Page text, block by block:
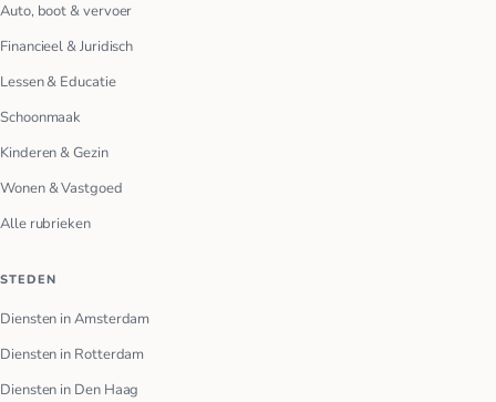
Auto, boot & vervoer
Financieel & Juridisch
Lessen & Educatie
Schoonmaak
Kinderen & Gezin
Wonen & Vastgoed
Alle rubrieken
STEDEN
Diensten in Amsterdam
Diensten in Rotterdam
Diensten in Den Haag